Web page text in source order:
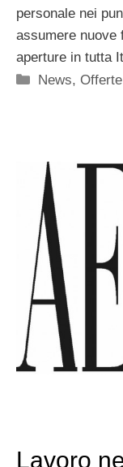
personale nei
assumere nuove
aperture in tutta
Categorie
News,
Lavoro